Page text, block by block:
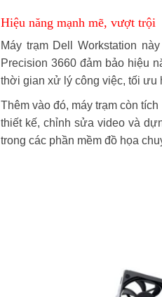
Hiệu năng mạnh mẽ, vượt trội
Máy trạm Dell Workstation
Precision 3660 đảm bảo hiệu
thời gian xử lý công việc, tối ưu
Thêm vào đó, máy trạm còn
thiết kế, chỉnh sửa video và
trong các phần mềm đồ họa